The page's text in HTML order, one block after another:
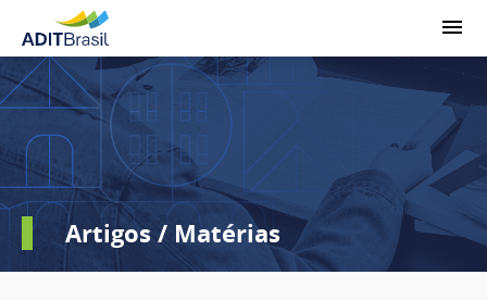
Artigos / Matérias